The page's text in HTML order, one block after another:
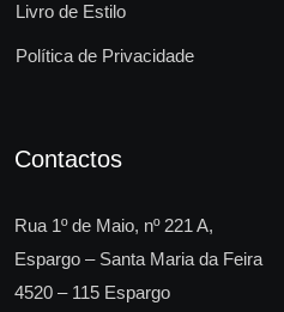
Livro de Estilo
Política de Privacidade
Contactos
Rua 1º de Maio, nº 221 A,
Espargo – Santa Maria da Feira
4520 – 115 Espargo